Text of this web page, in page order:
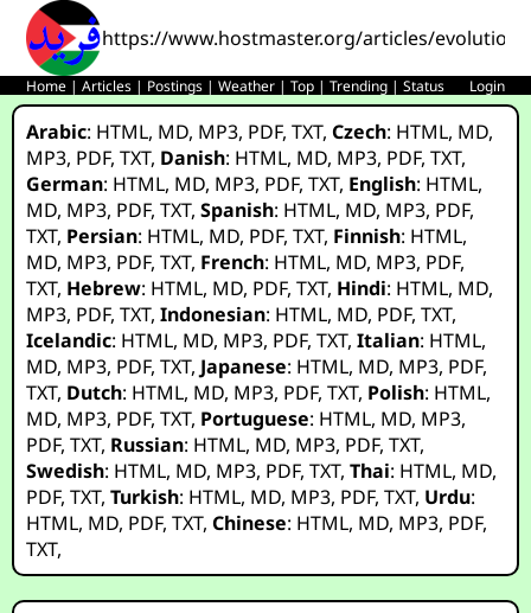
https://www.hostmaster.org/articles/
Home |Articles | Postings |Weather |Top |Trending |Status Login
Arabic: HTML, MD, MP3, PDF,TXT,Czech: HTML, MD,
MP3, PDF,TXT, Danish: HTML, MD, MP3, PDF,TXT,
German: HTML, MD, MP3, PDF,TXT, English: HTML,
MD, MP3, PDF,TXT,Spanish: HTML, MD, MP3, PDF,
TXT, Persian: HTML, MD, PDF,TXT, Finnish: HTML,
MD, MP3, PDF,TXT, French: HTML, MD, MP3, PDF,
TXT, Hebrew: HTML, MD, PDF,TXT, Hindi: HTML, MD,
MP3, PDF,TXT,Indonesian: HTML, MD, PDF,TXT,
Icelandic: HTML, MD, MP3, PDF,TXT,Italian: HTML,
MD, MP3, PDF,TXT, Japanese: HTML, MD, MP3, PDF,
TXT, Dutch: HTML, MD, MP3, PDF,TXT, Polish: HTML,
MD, MP3, PDF,TXT, Portuguese: HTML, MD, MP3,
PDF,TXT, Russian: HTML, MD, MP3, PDF,TXT,
Swedish: HTML, MD, MP3, PDF,TXT,Thai: HTML, MD,
PDF,TXT,Turkish: HTML, MD, MP3, PDF,TXT, Urdu:
HTML, MD, PDF,TXT,Chinese: HTML, MD, MP3, PDF,
TXT,